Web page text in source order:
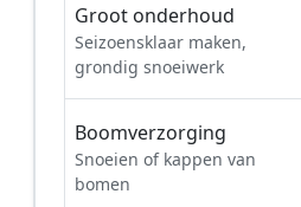
Groot onderhoud
Seizoensklaar maken,
grondig snoeiwerk
Boomverzorging
Snoeien of kappen van
bomen